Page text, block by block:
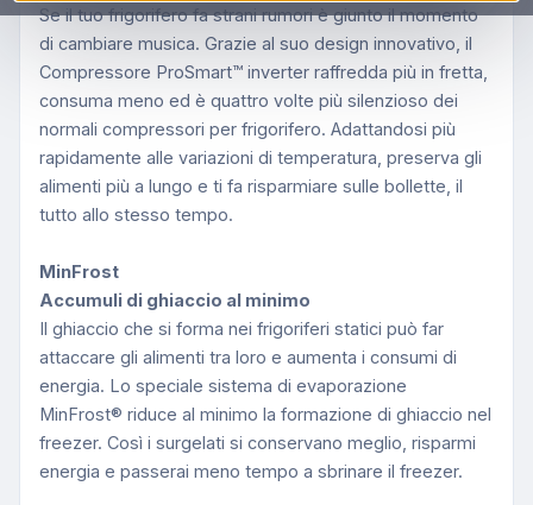
Se il tuo frigorifero fa strani rumori è giunto il momento
di cambiare musica. Grazie al suo design innovativo, il
Compressore ProSmart™ inverter raffredda più in fretta,
consuma meno ed è quattro volte più silenzioso dei
normali compressori per frigorifero. Adattandosi più
rapidamente alle variazioni di temperatura, preserva gli
alimenti più a lungo e ti fa risparmiare sulle bollette, il
tutto allo stesso tempo.
MinFrost
Accumuli di ghiaccio al minimo
Il ghiaccio che si forma nei frigoriferi statici può far
attaccare gli alimenti tra loro e aumenta i consumi di
energia. Lo speciale sistema di evaporazione
MinFrost® riduce al minimo la formazione di ghiaccio nel
freezer. Così i surgelati si conservano meglio, risparmi
energia e passerai meno tempo a sbrinare il freezer.